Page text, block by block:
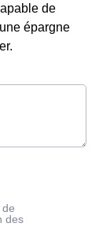
de
épargne
des